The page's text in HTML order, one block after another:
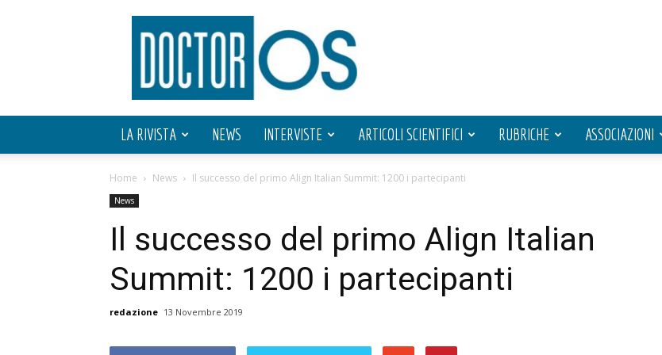
Doctor
OS
LA RIVISTA NEWS INTERVISTE ARTICOLI SCIENTIFICI RUBRICHE ASSOCIAZIONI
Home News Il successo del primo Align Italian Summit: 1200 i partecipanti
News
Il successo del primo Align Italian
Summit: 1200 i partecipanti
redazione 13 Novembre 2019